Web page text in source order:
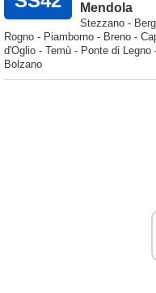
Mendola
Stezzano -
Rogno - Piamborno - Breno -
d'Oglio - Temù - Ponte di
Bolzano